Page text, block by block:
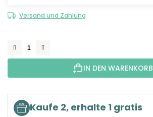
Versand und Zahlung
IN DEN WARENKORB
Kaufe 2, erhalte 1 gratis